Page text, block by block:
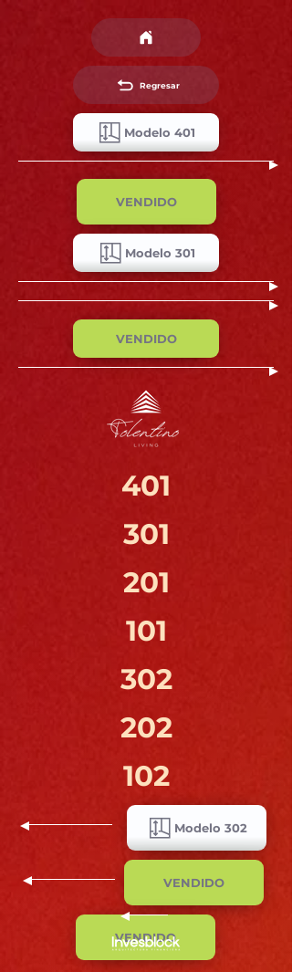
Regresar
Modelo 401
VENDIDO
Modelo 301
VENDIDO
401
301
201
101
302
202
102
Modelo 302
VENDIDO
VENDIDO